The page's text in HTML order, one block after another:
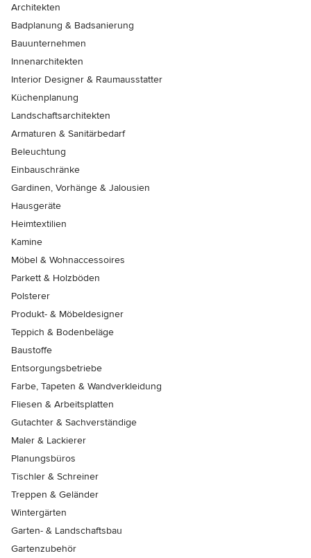
Architekten
Badplanung & Badsanierung
Bauunternehmen
Innenarchitekten
Interior Designer & Raumausstatter
Küchenplanung
Landschaftsarchitekten
Armaturen & Sanitärbedarf
Beleuchtung
Einbauschränke
Gardinen, Vorhänge & Jalousien
Hausgeräte
Heimtextilien
Kamine
Möbel & Wohnaccessoires
Parkett & Holzböden
Polsterer
Produkt- & Möbeldesigner
Teppich & Bodenbeläge
Baustoffe
Entsorgungsbetriebe
Farbe, Tapeten & Wandverkleidung
Fliesen & Arbeitsplatten
Gutachter & Sachverständige
Maler & Lackierer
Planungsbüros
Tischler & Schreiner
Treppen & Geländer
Wintergärten
Garten- & Landschaftsbau
Gartenzubehör